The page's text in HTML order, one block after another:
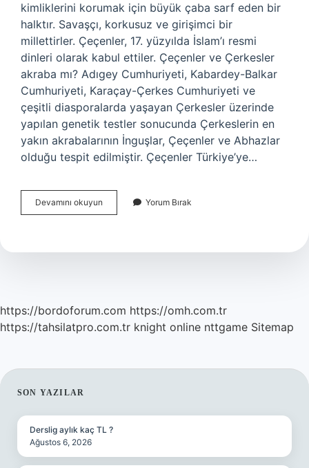
kimliklerini korumak için büyük çaba sarf eden bir
halktır. Savaşçı, korkusuz ve girişimci bir
millettirler. Çeçenler, 17. yüzyılda İslam’ı resmi
dinleri olarak kabul ettiler. Çeçenler ve Çerkesler
akraba mı? Adıgey Cumhuriyeti, Kabardey-Balkar
Cumhuriyeti, Karaçay-Çerkes Cumhuriyeti ve
çeşitli diasporalarda yaşayan Çerkesler üzerinde
yapılan genetik testler sonucunda Çerkeslerin en
yakın akrabalarının İnguşlar, Çeçenler ve Abhazlar
olduğu tespit edilmiştir. Çeçenler Türkiye’ye…
Devamını okuyun Çeçenler
Aslen
Yorum Bırak
https://bordoforum.com https://omh.com.tr
https://tahsilatpro.com.tr knight online nttgame Sitemap
SIDEBAR
SON YAZILAR
Derslig aylık kaç TL ?
Ağustos 6, 2026